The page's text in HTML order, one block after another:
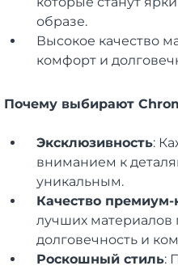
образе.
Высокое качество
комфорт и
Почему выбирают
Эксклюзивность:
вниманием к
уникальным.
Качество премиум-
лучших материалов
долговечность и
Роскошный стиль: